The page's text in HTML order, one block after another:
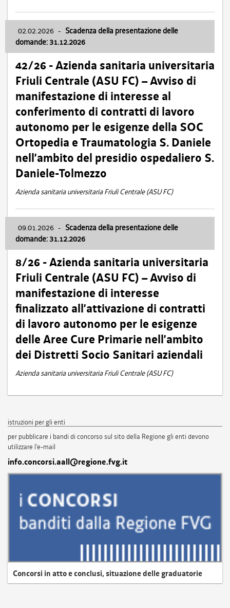
02.02.2026 - Scadenza della presentazione delle
domande: 31.12.2026
42/26 - Azienda sanitaria universitaria
Friuli Centrale (ASU FC) – Avviso di
manifestazione di interesse al
conferimento di contratti di lavoro
autonomo per le esigenze della SOC
Ortopedia e Traumatologia S. Daniele
nell’ambito del presidio ospedaliero S.
Daniele-Tolmezzo
Azienda sanitaria universitaria Friuli Centrale (ASU FC)
09.01.2026 - Scadenza della presentazione delle
domande: 31.12.2026
8/26 - Azienda sanitaria universitaria
Friuli Centrale (ASU FC) – Avviso di
manifestazione di interesse
finalizzato all’attivazione di contratti
di lavoro autonomo per le esigenze
delle Aree Cure Primarie nell’ambito
dei Distretti Socio Sanitari aziendali
Azienda sanitaria universitaria Friuli Centrale (ASU FC)
istruzioni per gli enti
per pubblicare i bandi di concorso sul sito della Regione gli enti devono
utilizzare l'e-mail
info.concorsi.aall@regione.fvg.it
Concorsi in atto e conclusi, situazione delle graduatorie